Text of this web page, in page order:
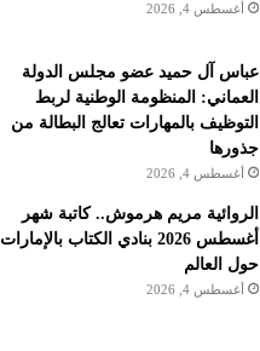
أغسطس 4, 2026
عباس آل حميد عضو مجلس الدولة
العماني: المنظومة الوطنية لربط
التوظيف بالمهارات تعالج البطالة من
جذورها
أغسطس 4, 2026
الروائية مريم هرموش.. كاتبة شهر
أغسطس 2026 بنادي الكتاب بالإمارات
حول العالم
أغسطس 4, 2026